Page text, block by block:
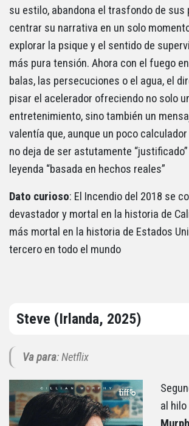
su estilo, abandona el trasfondo de sus
centrar su narrativa en un solo
explorar la psique y el sentido de
más pura tensión. Ahora con el fuego
balas, las persecuciones o el agua, el
pisar el acelerador ofreciendo no solo
entretenimiento, sino también un
valentía que, aunque un poco
no deja de ser astutamente
leyenda “basada en hechos reales”
Dato curioso: El Incendio del 2018 se
devastador y mortal en la historia de
más mortal en la historia de Estados
tercero en todo el mundo
Steve (Irlanda, 2025)
Va para: Netflix
al hilo